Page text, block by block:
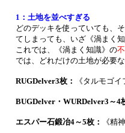
1：土地を並べすぎる
どのデッキを使っていても、
てしまっても、いざ《渦まく
これでは、《渦まく知識》の
では、どれだけの土地が必要
RUGDelver3枚： 《タルモゴ
BUGDelver・WURDelver3～4
エスパー石鍛冶4～5枚： 《精